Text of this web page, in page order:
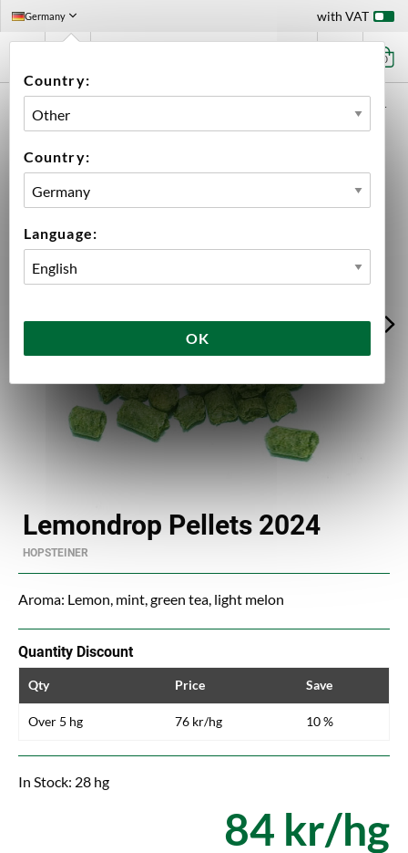
Germany
Country:
Country:
Language:
OK
with VAT
0
LEMONDROP PELLETS 2024
Lemondrop Pellets 2024
HOPSTEINER
Aroma: Lemon, mint, green tea, light melon
Quantity Discount
Qty Price Save
Over 5 hg 76 kr/hg 10 %
In Stock: 28 hg
84 kr/hg